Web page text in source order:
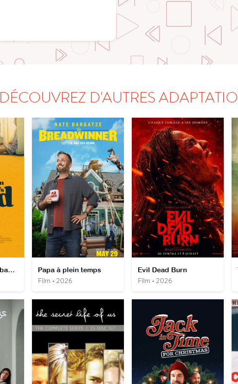
DÉCOUVREZ D'AUTRES
Don't tell mom the babysitter's dead Papa à plein temps
Film • 2026
Evil Dead Burn
Film • 2026